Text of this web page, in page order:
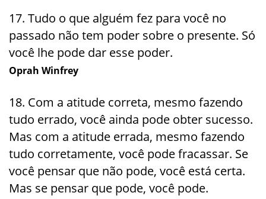
17. Tudo o que alguém fez para você no
passado não tem poder sobre o presente. Só
você lhe pode dar esse poder.
Oprah Winfrey
18. Com a atitude correta, mesmo fazendo
tudo errado, você ainda pode obter sucesso.
Mas com a atitude errada, mesmo fazendo
tudo corretamente, você pode fracassar. Se
você pensar que não pode, você está certa.
Mas se pensar que pode, você pode.